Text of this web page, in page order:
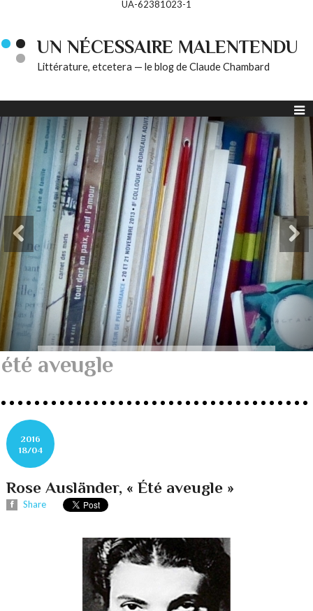
UA-62381023-1
UN NÉCESSAIRE MALENTENDU
Littérature, etcetera — le blog de Claude Chambard
été aveugle
2016
18/04
Rose Ausländer, « Été aveugle »
Share